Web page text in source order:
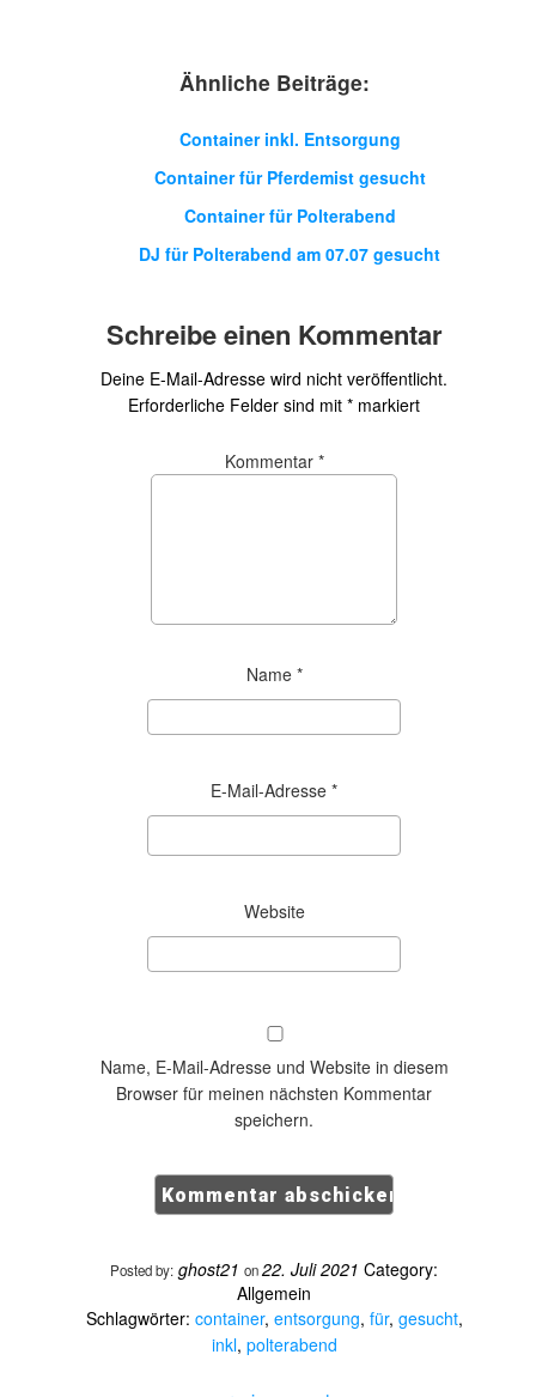
Ähnliche Beiträge:
Container inkl. Entsorgung
Container für Pferdemist gesucht
Container für Polterabend
DJ für Polterabend am 07.07 gesucht
Schreibe einen Kommentar
Deine E-Mail-Adresse wird nicht veröffentlicht.
Erforderliche Felder sind mit * markiert
Kommentar *
Name *
E-Mail-Adresse *
Website
Name, E-Mail-Adresse und Website in diesem
Browser für meinen nächsten Kommentar
speichern.
Posted by: ghost21 on22. Juli 2021 Category:
Allgemein
Schlagwörter: container, entsorgung, für, gesucht,
inkl, polterabend